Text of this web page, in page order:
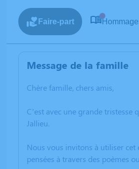
Faire-part
Message de la famille
Chère famille, chers amis,
C’est avec une grande
Jallieu.
Nous vous invitons à utiliser cet
pensées à travers des poèmes